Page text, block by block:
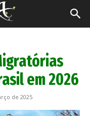
em 2026
de 2025